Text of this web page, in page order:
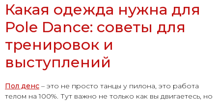
Какая одежда нужна для
Pole Dance: советы для
тренировок и
выступлений
Пол денс – это не просто танцы у пилона, это работа
телом на 100%. Тут важно не только как вы двигаетесь, но